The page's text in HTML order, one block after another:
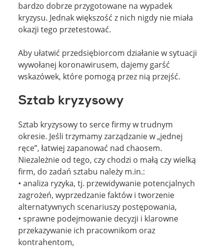
bardzo dobrze przygotowane na wypadek
kryzysu. Jednak większość z nich nigdy nie miała
okazji tego przetestować.
Aby ułatwić przedsiębiorcom działanie w sytuacji
wywołanej koronawirusem, dajemy garść
wskazówek, które pomogą przez nią przejść.
Sztab kryzysowy
Sztab kryzysowy to serce firmy w trudnym
okresie. Jeśli trzymamy zarządzanie w „jednej
ręce”, łatwiej zapanować nad chaosem.
Niezależnie od tego, czy chodzi o małą czy wielką
firm, do zadań sztabu należy m.in.:
• analiza ryzyka, tj. przewidywanie potencjalnych
zagrożeń, wyprzedzanie faktów i tworzenie
alternatywnych scenariuszy postępowania,
• sprawne podejmowanie decyzji i klarowne
przekazywanie ich pracownikom oraz
kontrahentom,